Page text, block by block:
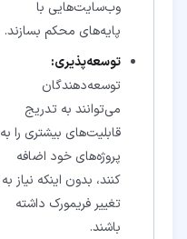
وب‌سایت‌هایی با
پایه‌های محکم بسازند.
توسعه‌پذیری:
توسعه‌دهندگان
می‌توانند به تدریج
قابلیت‌های بیشتری را به
پروژه‌های خود اضافه
کنند، بدون اینکه نیاز به
تغییر فریمورک داشته
باشند.